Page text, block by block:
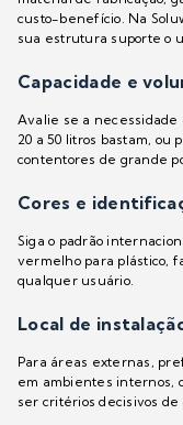
custo-benefício. Na
sua estrutura suporte o
Capacidade e
Avalie se a necessidade
20 a 50 litros bastam,
contentores de grande
Cores e
Siga o padrão
vermelho para plástico,
qualquer usuário.
Local de
Para áreas externas,
em ambientes internos,
ser critérios decisivos de